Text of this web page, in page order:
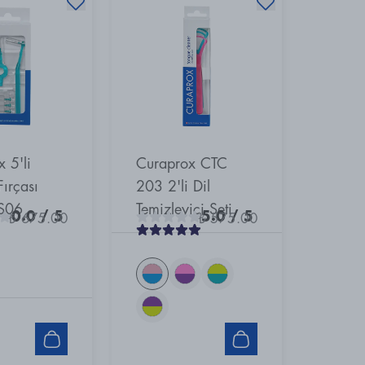
5'li
0.0/ 5
₺ 675.00
Curaprox CTC
203 2'li Dil
Temizleyici Seti
5.0/ 5
₺ 575.00